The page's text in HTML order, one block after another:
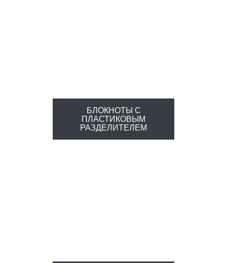
БЛОКНОТЫ С
ПЛАСТИКОВЫМ
РАЗДЕЛИТЕЛЕМ